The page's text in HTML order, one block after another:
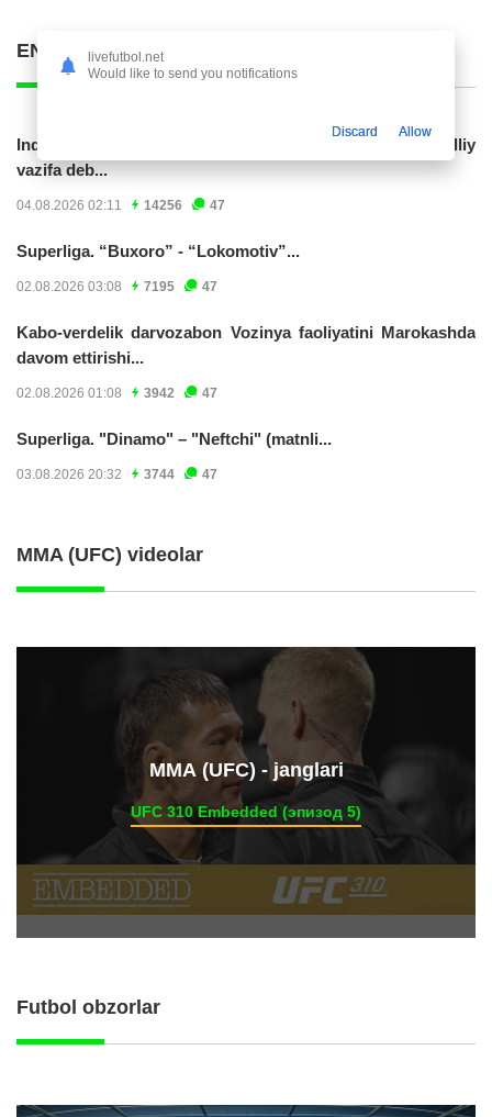
ENG KO'P O'QILGAN POSTLAR
Indoneziya prezidenti JCH-2030ga chiqishni umummilliy
vazifa deb...
04.08.2026 02:11 14256 47
Superliga. “Buxoro” - “Lokomotiv”...
02.08.2026 03:08 7195 47
Kabo-verdelik darvozabon Vozinya faoliyatini Marokashda
davom ettirishi...
02.08.2026 01:08 3942 47
Superliga. "Dinamo" – "Neftchi" (matnli...
03.08.2026 20:32 3744 47
MMA (UFC) videolar
ММА (UFC) - janglari
UFC 310 Embedded (эпизод 5)
Futbol obzorlar
livefutbol.net
Would like to send you notifications
Discard Allow